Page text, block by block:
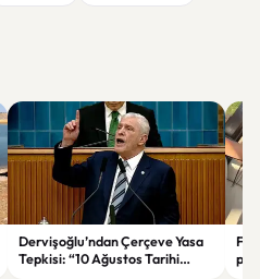
Dervişoğlu’ndan Çerçeve Yasa
Tepkisi: “10 Ağustos Tarihi